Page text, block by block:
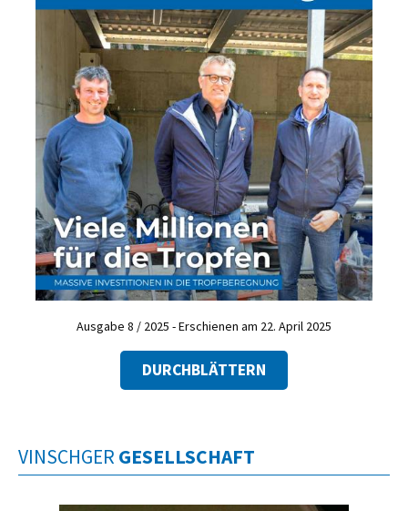
Ausgabe 8 / 2025 - Erschienen am 22. April 2025
DURCHBLÄTTERN
VINSCHGER GESELLSCHAFT